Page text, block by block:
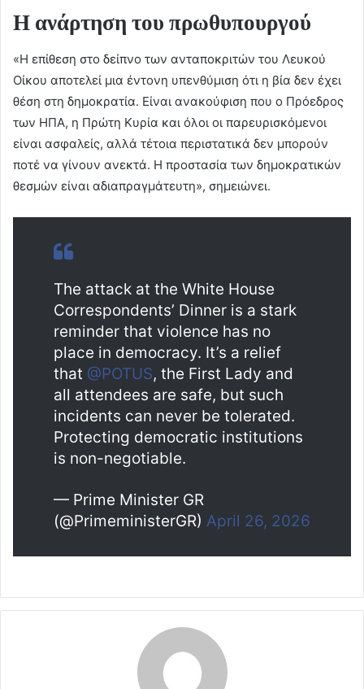
Η ανάρτηση του πρωθυπουργού
«Η επίθεση στο δείπνο των ανταποκριτών του Λευκού
Οίκου αποτελεί μια έντονη υπενθύμιση ότι η βία δεν έχει
θέση στη δημοκρατία. Είναι ανακούφιση που ο Πρόεδρος
των ΗΠΑ, η Πρώτη Κυρία και όλοι οι παρευρισκόμενοι
είναι ασφαλείς, αλλά τέτοια περιστατικά δεν μπορούν
ποτέ να γίνουν ανεκτά. Η προστασία των δημοκρατικών
θεσμών είναι αδιαπραγμάτευτη», σημειώνει.
The attack at the White House
Correspondents’ Dinner is a stark
reminder that violence has no
place in democracy. It’s a relief
that @POTUS, the First Lady and
all attendees are safe, but such
incidents can never be tolerated.
Protecting democratic institutions
is non-negotiable.
— Prime Minister GR
(@PrimeministerGR) April 26, 2026